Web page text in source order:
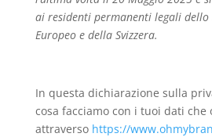
ai residenti permanenti legali dello
Europeo e della Svizzera.
In questa dichiarazione sulla
cosa facciamo con i tuoi dati che
attraverso https://